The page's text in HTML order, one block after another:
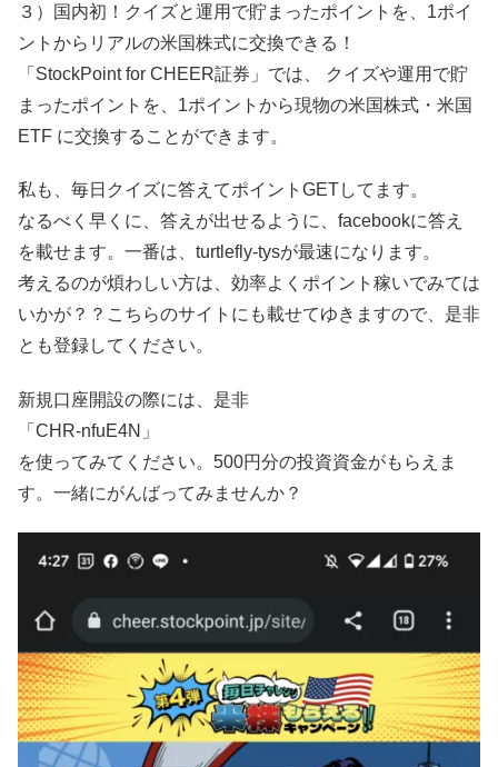
３）国内初！クイズと運用で貯まったポイントを、1ポイ
ントからリアルの米国株式に交換できる！
「StockPoint for CHEER証券」では、 クイズや運用で貯
まったポイントを、1ポイントから現物の米国株式・米国
ETF に交換することができます。
私も、毎日クイズに答えてポイントGETしてます。
なるべく早くに、答えが出せるように、facebookに答え
を載せます。一番は、turtlefly-tysが最速になります。
考えるのが煩わしい方は、効率よくポイント稼いでみては
いかが？？こちらのサイトにも載せてゆきますので、是非
とも登録してください。
新規口座開設の際には、是非
「CHR-nfuE4N」
を使ってみてください。500円分の投資資金がもらえま
す。一緒にがんばってみませんか？